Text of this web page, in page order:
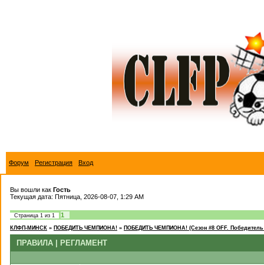
Форум Регистрация Вход
Вы вошли как Гость
Текущая дата: Пятница, 2026-08-07, 1:29 AM
Страница 1 из 1 1
КЛФП-МИНСК » ПОБЕДИТЬ ЧЕМПИОНА! » ПОБЕДИТЬ ЧЕМПИОНА! (Сезон #8 OFF.
ПРАВИЛА | РЕГЛАМЕНТ